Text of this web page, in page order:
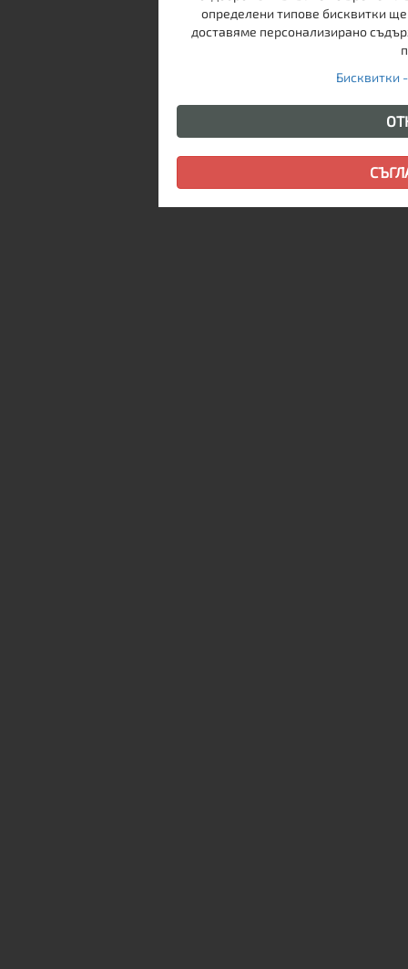
определени типове бисквитки
доставяме персонализирано
Бисквитки